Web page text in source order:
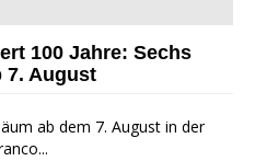
- Ennevi für Fondazione
100 Jahre: Sechs
7. August
ab dem 7. August in der